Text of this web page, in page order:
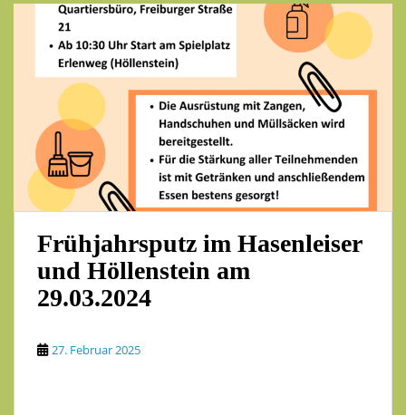
Frühjahrsputz im Hasenleiser
und Höllenstein am
29.03.2024
27. Februar 2025